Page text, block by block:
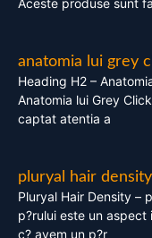
Aceste produse sunt
anatomia lui grey
Heading H2 –
Anatomia lui Grey
captat atentia a
pluryal hair density
Pluryal Hair Density –
p?rului este un aspect
c? avem un p?r